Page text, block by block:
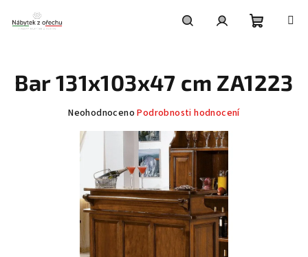
obsah
košík
Bar 131x103x47 cm ZA1223
Průměrné
produktu
hvězdiček.
Neohodnoceno Podrobnosti hodnocení